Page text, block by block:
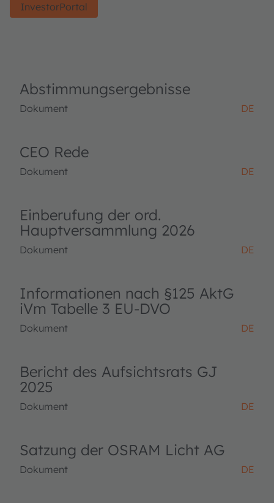
InvestorPortal
Abstimmungsergebnisse
Dokument DE
CEO Rede
Dokument DE
Einberufung der ord.
Hauptversammlung 2026
Dokument DE
Informationen nach §125 AktG
iVm Tabelle 3 EU-DVO
Dokument DE
Bericht des Aufsichtsrats GJ
2025
Dokument DE
Satzung der OSRAM Licht AG
Dokument DE